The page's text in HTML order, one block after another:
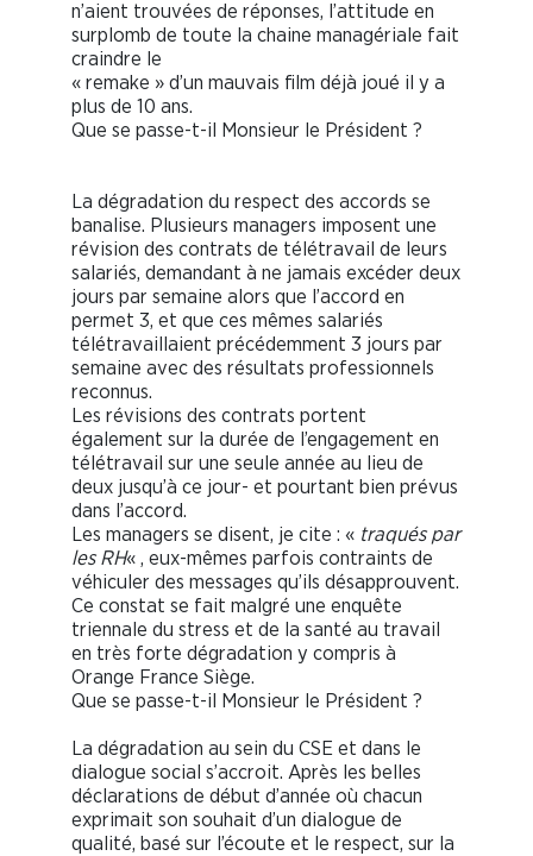
n’aient trouvées de réponses, l’attitude en
surplomb de toute la chaine managériale fait
craindre le
« remake » d’un mauvais film déjà joué il y a
plus de 10 ans.
Que se passe-t-il Monsieur le Président ?
La dégradation du respect des accords se
banalise. Plusieurs managers imposent une
révision des contrats de télétravail de leurs
salariés, demandant à ne jamais excéder deux
jours par semaine alors que l’accord en
permet 3, et que ces mêmes salariés
télétravaillaient précédemment 3 jours par
semaine avec des résultats professionnels
reconnus.
Les révisions des contrats portent
également sur la durée de l’engagement en
télétravail sur une seule année au lieu de
deux jusqu’à ce jour- et pourtant bien prévus
dans l’accord.
Les managers se disent, je cite : « traqués par
les RH« , eux-mêmes parfois contraints de
véhiculer des messages qu’ils désapprouvent.
Ce constat se fait malgré une enquête
triennale du stress et de la santé au travail
en très forte dégradation y compris à
Orange France Siège.
Que se passe-t-il Monsieur le Président ?
La dégradation au sein du CSE et dans le
dialogue social s’accroit. Après les belles
déclarations de début d’année où chacun
exprimait son souhait d’un dialogue de
qualité, basé sur l’écoute et le respect, sur la